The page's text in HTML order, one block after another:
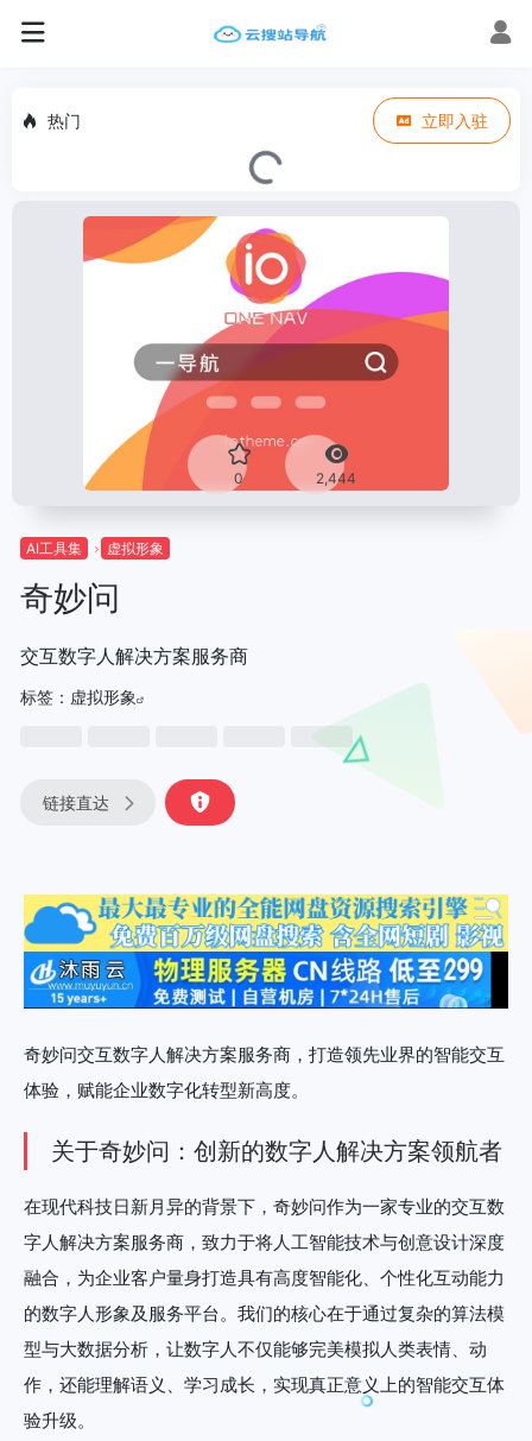
热门 立即入驻
0 2,444
AI工具集 虚拟形象
奇妙问
交互数字人解决方案服务商
标签： 虚拟形象
链接直达
奇妙问交互数字人解决方案服务商，打造领先业界的智能交互
体验，赋能企业数字化转型新高度。
关于奇妙问：创新的数字人解决方案领航者
在现代科技日新月异的背景下，奇妙问作为一家专业的交互数
字人解决方案服务商，致力于将人工智能技术与创意设计深度
融合，为企业客户量身打造具有高度智能化、个性化互动能力
的数字人形象及服务平台。我们的核心在于通过复杂的算法模
型与大数据分析，让数字人不仅能够完美模拟人类表情、动
作，还能理解语义、学习成长，实现真正意义上的智能交互体
验升级。